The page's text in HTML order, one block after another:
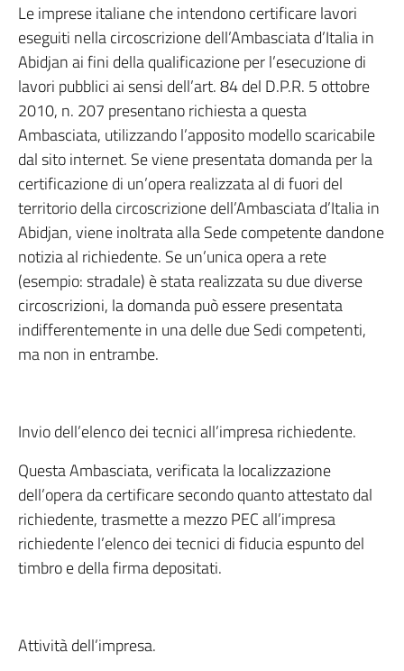
Le imprese italiane che intendono certificare lavori
eseguiti nella circoscrizione dell’Ambasciata d’Italia in
Abidjan ai fini della qualificazione per l’esecuzione di
lavori pubblici ai sensi dell’art. 84 del D.P.R. 5 ottobre
2010, n. 207 presentano richiesta a questa
Ambasciata, utilizzando l’apposito modello scaricabile
dal sito internet. Se viene presentata domanda per la
certificazione di un’opera realizzata al di fuori del
territorio della circoscrizione dell’Ambasciata d’Italia in
Abidjan, viene inoltrata alla Sede competente dandone
notizia al richiedente. Se un’unica opera a rete
(esempio: stradale) è stata realizzata su due diverse
circoscrizioni, la domanda può essere presentata
indifferentemente in una delle due Sedi competenti,
ma non in entrambe.
Invio dell’elenco dei tecnici all’impresa richiedente.
Questa Ambasciata, verificata la localizzazione
dell’opera da certificare secondo quanto attestato dal
richiedente, trasmette a mezzo PEC all’impresa
richiedente l’elenco dei tecnici di fiducia espunto del
timbro e della firma depositati.
Attività dell’impresa.